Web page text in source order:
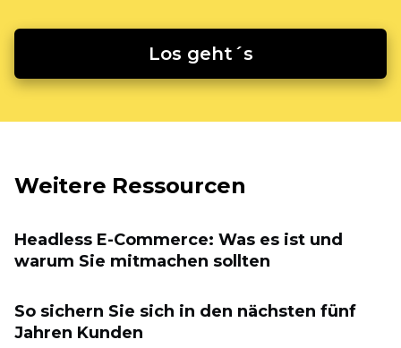
Los geht´s
Weitere Ressourcen
Headless E-Commerce: Was es ist und
warum Sie mitmachen sollten
So sichern Sie sich in den nächsten fünf
Jahren Kunden